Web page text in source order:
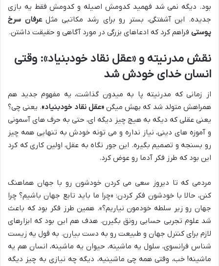
بود. دیگه نمی شد فهمید کدومش اصیله و کدومش فقط یه بازی
جدیده. این آشفتگی، بستر رو برای رشد مکاتبی مثلعرفان سرخ
پوستی فراهم کرد که ادعاهای بزرگی در مورد آگاهی و حقیقت داشتن.
نقش مدرنیته و «عقل نقاد خودبنیاد»: وقتی
انسان خدای خودش شد
از زمانی که مدرنیته پا به میدون گذاشت، یه مفهوم جدید هم
همراهش متولد شد که بهش میگن«عقل نقاد خودبنیاد». یعنی چی؟
یعنی عقلی که دیگه به هیچ چیز دیگه ای، حتی به حرف های آسمونی
و آموزه های دینی، نیاز نداره و می تونه خودش به تنهایی همه چیز
رو بسنجه و تصمیم بگیره. این جور نگاه به عقل، اولین کاری که کرد
این بود که طرز فکر آدما رو عوض کرد.
مردمی که تا دیروز سعی می کردن خودشون رو با جهان هماهنگ
کنن، حالا با خودشون فکر کردن: «چرا ما باید تابع جهان باشیم؟ چرا
جهان رو زیر سلطه خودمون نیاریم؟». همین طرز فکر بود که باعث
شد علوم تجربی حسابی رونق بگیرن. هدف هم این بود که ابزارهای
لازم برای کنترل جهان و طبیعت رو به دست بیارن. به قول یه زیست
شناس فرانسوی، سلول یه ماشینه، حیوان یه ماشینه، انسان هم یه
ماشینه! خب، وقتی همه چی ماشینیه، دیگه چه نیازی به چیز دیگه